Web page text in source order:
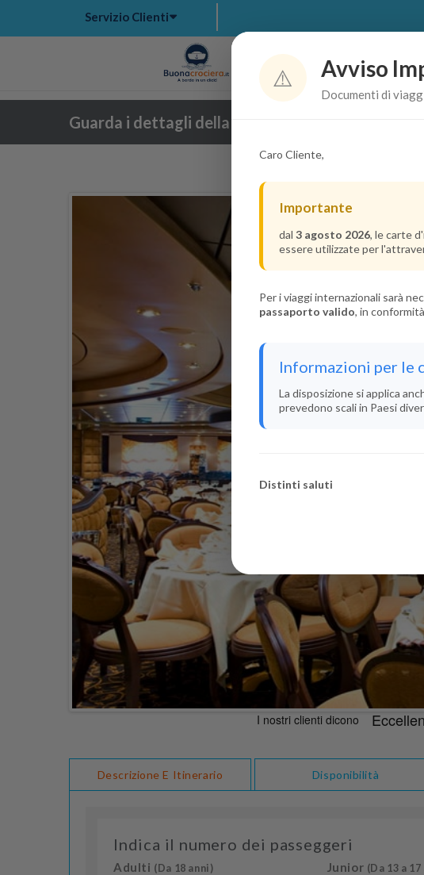
Servizio Clienti
Home Chi Siamo
Guarda i dettagli della crociera
Descrizione E Itinerario Disponibilità
Indica il numero dei passeggeri
Adulti (Da 18 anni) Junior (Da 13 a
⚠️ Avviso
Documenti di
Caro Cliente,
Importante
dal 3 agosto 2026, le carte
essere utilizzate per
Per i viaggi internazionali sarà
passaporto valido, in
Informazioni per le
La disposizione si applica
prevedono scali in Paesi
Distinti saluti